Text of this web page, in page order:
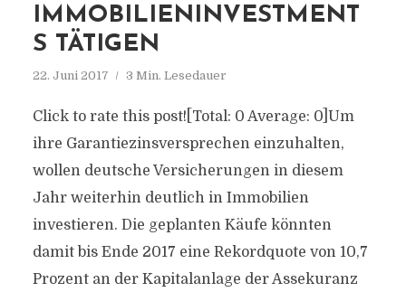
IMMOBILIENINVESTMENT
S TÄTIGEN
22. Juni 2017 3 Min. Lesedauer
Click to rate this post![Total: 0 Average: 0]Um
ihre Garantiezinsversprechen einzuhalten,
wollen deutsche Versicherungen in diesem
Jahr weiterhin deutlich in Immobilien
investieren. Die geplanten Käufe könnten
damit bis Ende 2017 eine Rekordquote von 10,7
Prozent an der Kapitalanlage der Assekuranz